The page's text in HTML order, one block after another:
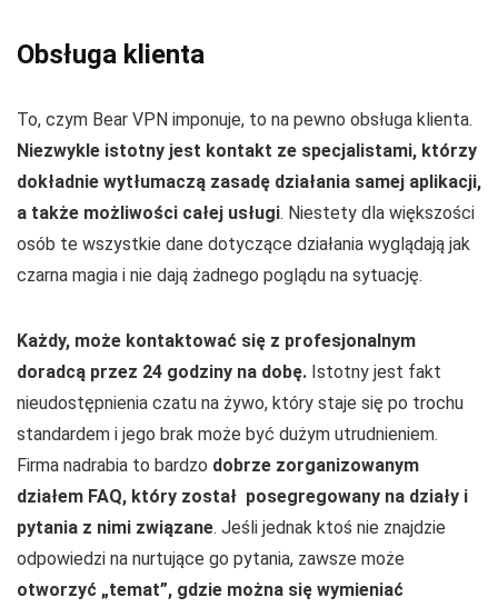
Obsługa klienta
To, czym Bear VPN imponuje, to na pewno obsługa klienta.
Niezwykle istotny jest kontakt ze specjalistami, którzy
dokładnie wytłumaczą zasadę działania samej aplikacji,
a także możliwości całej usługi. Niestety dla większości
osób te wszystkie dane dotyczące działania wyglądają jak
czarna magia i nie dają żadnego poglądu na sytuację.
Każdy, może kontaktować się z profesjonalnym
doradcą przez 24 godziny na dobę. Istotny jest fakt
nieudostępnienia czatu na żywo, który staje się po trochu
standardem i jego brak może być dużym utrudnieniem.
Firma nadrabia to bardzo dobrze zorganizowanym
działem FAQ, który został posegregowany na działy i
pytania z nimi związane. Jeśli jednak ktoś nie znajdzie
odpowiedzi na nurtujące go pytania, zawsze może
otworzyć „temat”, gdzie można się wymieniać